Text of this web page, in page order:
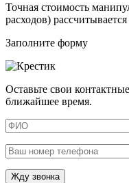
Точная стоимость
расходов)
Заполните форму
Оставьте свои
ближайшее время.